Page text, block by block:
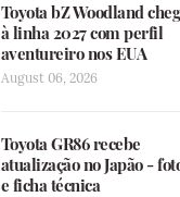
Toyota bZ Woodland
à linha 2027 com perfil
aventureiro nos EUA
August 06, 2026
Toyota GR86 recebe
atualização no Japão -
e ficha técnica